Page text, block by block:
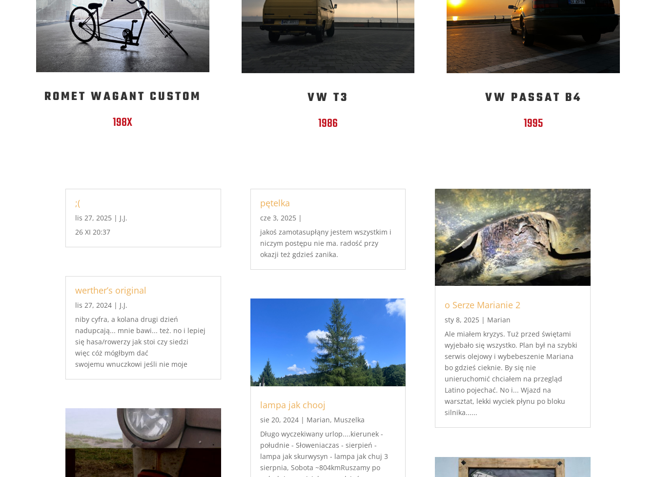
ROMET WAGANT CUSTOM
198X
VW T3
1986
VW PASSAT B4
1995
;(
lis 27, 2025 | J.J.
26 XI 20:37
werther’s original
lis 27, 2024 | J.J.
niby cyfra, a kolana drugi dzień
nadupcają... mnie bawi... też. no i lepiej
się hasa/rowerzy jak stoi czy siedzi
więc cóż mógłbym dać
swojemu wnuczkowi jeśli nie moje
pętelka
cze 3, 2025|
jakoś zamotasupłąny jestem wszystkim i
niczym postępu nie ma. radość przy
okazji też gdzieś zanika.
lampa jak chooj
sie 20, 2024| Marian, Muszelka
Długo wyczekiwany urlop....kierunek -
południe - Słoweniaczas - sierpień -
lampa jak skurwysyn - lampa jak chuj 3
sierpnia, Sobota ~804kmRuszamy po
o Serze Marianie 2
sty 8, 2025| Marian
Ale miałem kryzys. Tuż przed świętami
wyjebało się wszystko. Plan był na szybki
serwis olejowy i wybebeszenie Mariana
bo gdzieś cieknie. By się nie
unieruchomić chciałem na przegląd
Latino pojechać. No i... Wjazd na
warsztat, lekki wyciek płynu po bloku
silnika......